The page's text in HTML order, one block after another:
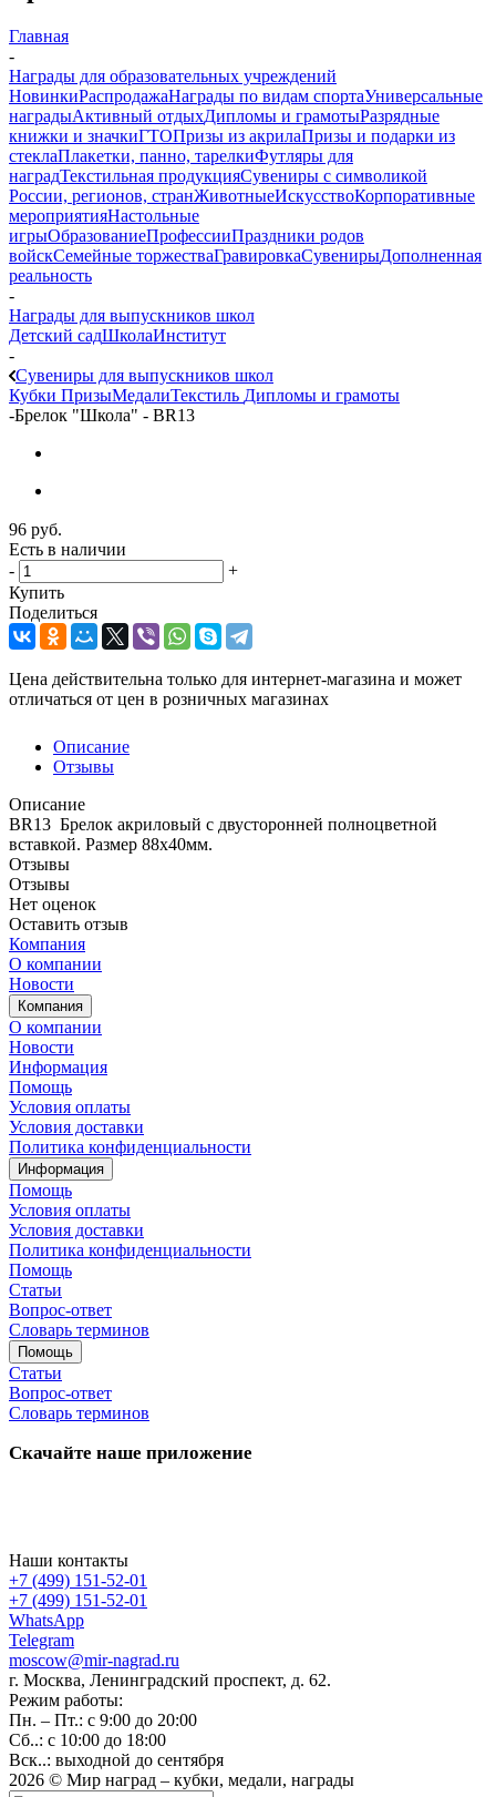
Главная
-
Награды для образовательных учреждений
НовинкиРаспродажаНаграды по видам спортаУниверсальные
наградыАктивный отдыхДипломы и грамотыРазрядные
книжки и значкиГТОПризы из акрилаПризы и подарки из
стеклаПлакетки, панно, тарелкиФутляры для
наградТекстильная продукцияСувениры с символикой
России, регионов, странЖивотныеИскусствоКорпоративные
мероприятияНастольные
игрыОбразованиеПрофессииПраздники родов
войскСемейные торжестваГравировкаСувенирыДополненная
реальность
-
Награды для выпускников школ
Детский садШколаИнститут
-
Сувениры для выпускников школ
Кубки ПризыМедалиТекстиль Дипломы и грамоты
-Брелок "Школа" - BR13
96 руб.
Есть в наличии
-
+
Купить
Поделиться
Цена действительна только для интернет-магазина и может
отличаться от цен в розничных магазинах
Описание
Отзывы
Описание
BR13 Брелок акриловый с двусторонней полноцветной
вставкой. Размер 88х40мм.
Отзывы
Отзывы
Нет оценок
Оставить отзыв
Компания
О компании
Новости
Компания
О компании
Новости
Информация
Помощь
Условия оплаты
Условия доставки
Политика конфиденциальности
Информация
Помощь
Условия оплаты
Условия доставки
Политика конфиденциальности
Помощь
Статьи
Вопрос-ответ
Словарь терминов
Помощь
Статьи
Вопрос-ответ
Словарь терминов
Скачайте наше приложение
Наши контакты
+7 (499) 151-52-01
+7 (499) 151-52-01
WhatsApp
Telegram
moscow@mir-nagrad.ru
г. Москва, Ленинградский проспект, д. 62.
Режим работы:
Пн. – Пт.: с 9:00 до 20:00
Сб..: с 10:00 до 18:00
Вск..: выходной до сентября
2026 © Мир наград – кубки, медали, награды